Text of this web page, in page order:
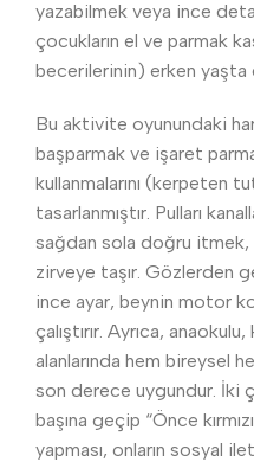
yazabilmek veya ince
çocukların el ve parmak
becerilerinin) erken
Bu aktivite oyunundaki
başparmak ve işaret
kullanmalarını (kerpeten
tasarlanmıştır. Pulları
sağdan sola doğru
zirveye taşır. Gözlerden
ince ayar, beynin motor
çalıştırır. Ayrıca,
alanlarında hem bireysel
son derece uygundur. İki
başına geçip “Önce
yapması, onların sosyal